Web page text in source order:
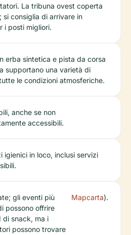
La tribuna ovest coperta
si consiglia di arrivare in
i posti migliori.
erba sintetica e pista da corsa
supportano una varietà di
le condizioni atmosferiche.
anche se non
accessibili.
igienici in loco, inclusi servizi
gli eventi più
possono offrire
di snack, ma i
possono trovare
Mapcarta).